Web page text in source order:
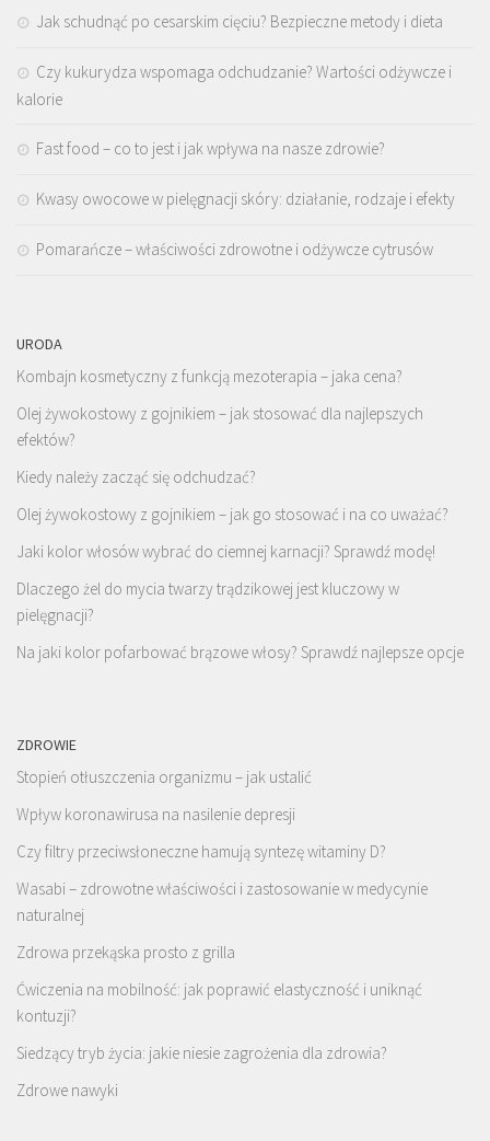
Jak schudnąć po cesarskim cięciu? Bezpieczne metody i dieta
Czy kukurydza wspomaga odchudzanie? Wartości odżywcze i
kalorie
Fast food – co to jest i jak wpływa na nasze zdrowie?
Kwasy owocowe w pielęgnacji skóry: działanie, rodzaje i efekty
Pomarańcze – właściwości zdrowotne i odżywcze cytrusów
URODA
Kombajn kosmetyczny z funkcją mezoterapia – jaka cena?
Olej żywokostowy z gojnikiem – jak stosować dla najlepszych
efektów?
Kiedy należy zacząć się odchudzać?
Olej żywokostowy z gojnikiem – jak go stosować i na co uważać?
Jaki kolor włosów wybrać do ciemnej karnacji? Sprawdź modę!
Dlaczego żel do mycia twarzy trądzikowej jest kluczowy w
pielęgnacji?
Na jaki kolor pofarbować brązowe włosy? Sprawdź najlepsze opcje
ZDROWIE
Stopień otłuszczenia organizmu – jak ustalić
Wpływ koronawirusa na nasilenie depresji
Czy filtry przeciwsłoneczne hamują syntezę witaminy D?
Wasabi – zdrowotne właściwości i zastosowanie w medycynie
naturalnej
Zdrowa przekąska prosto z grilla
Ćwiczenia na mobilność: jak poprawić elastyczność i uniknąć
kontuzji?
Siedzący tryb życia: jakie niesie zagrożenia dla zdrowia?
Zdrowe nawyki